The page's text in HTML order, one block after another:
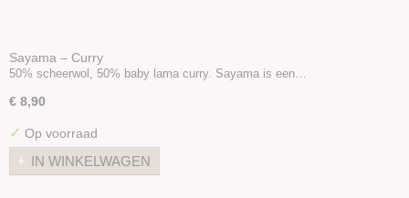
Sayama – Curry
50% scheerwol, 50% baby lama curry. Sayama is een…
€ 8,90
✓ Op voorraad
IN WINKELWAGEN